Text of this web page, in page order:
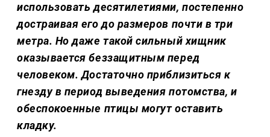
использовать десятилетиями, постепенно
достраивая его до размеров почти в три
метра. Но даже такой сильный хищник
оказывается беззащитным перед
человеком. Достаточно приблизиться к
гнезду в период выведения потомства, и
обеспокоенные птицы могут оставить
кладку.